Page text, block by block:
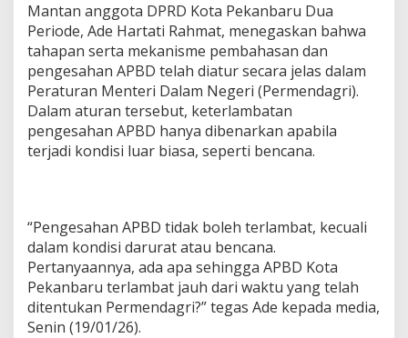
Mantan anggota DPRD Kota Pekanbaru Dua
Periode, Ade Hartati Rahmat, menegaskan bahwa
tahapan serta mekanisme pembahasan dan
pengesahan APBD telah diatur secara jelas dalam
Peraturan Menteri Dalam Negeri (Permendagri).
Dalam aturan tersebut, keterlambatan
pengesahan APBD hanya dibenarkan apabila
terjadi kondisi luar biasa, seperti bencana.
“Pengesahan APBD tidak boleh terlambat, kecuali
dalam kondisi darurat atau bencana.
Pertanyaannya, ada apa sehingga APBD Kota
Pekanbaru terlambat jauh dari waktu yang telah
ditentukan Permendagri?” tegas Ade kepada media,
Senin (19/01/26).